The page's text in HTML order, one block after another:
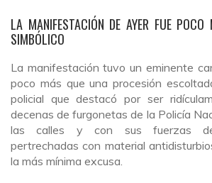
LA MANIFESTACIÓN DE AYER FUE
SIMBÓLICO
La manifestación tuvo un eminente
poco más que una procesión
policial que destacó por ser
decenas de furgonetas de la Policía
las calles y con sus fuerzas
pertrechadas con material
la más mínima excusa.